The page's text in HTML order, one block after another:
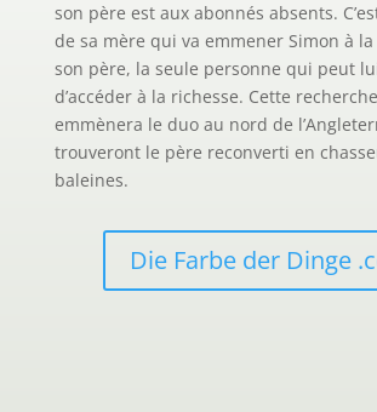
son père est aux abonnés absents.
de sa mère qui va emmener Simon à
son père, la seule personne qui peut
d’accéder à la richesse. Cette
emmènera le duo au nord de
trouveront le père reconverti en
baleines.
Die Farbe der Dinge